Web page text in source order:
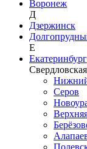
Воронеж
Д
Дзержинск
Е
Екатеринбург
Серов